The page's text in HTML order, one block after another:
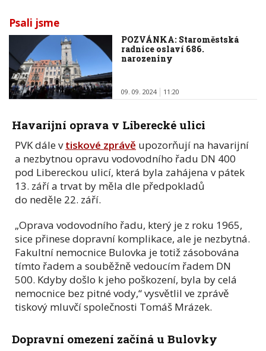
Psali jsme
POZVÁNKA: Staroměstská
radnice oslaví 686.
narozeniny
09. 09. 2024 11:20
Havarijní oprava v Liberecké ulici
PVK dále vtiskové zprávě upozorňují na havarijní
a nezbytnou opravu vodovodního řadu DN 400
pod Libereckou ulicí, která byla zahájena v pátek
13. září a trvat by měla dle předpokladů
do neděle 22. září.
„Oprava vodovodního řadu, který je z roku 1965,
sice přinese dopravní komplikace, ale je nezbytná.
Fakultní nemocnice Bulovka je totiž zásobována
tímto řadem a souběžně vedoucím řadem DN
500. Kdyby došlo k jeho poškození, byla by celá
nemocnice bez pitné vody,“ vysvětlil ve zprávě
tiskový mluvčí společnosti Tomáš Mrázek.
Dopravní omezení začíná u Bulovky